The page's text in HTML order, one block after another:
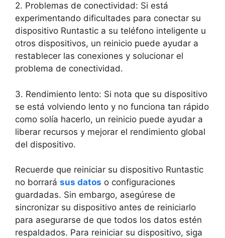
2. Problemas de conectividad: Si está
experimentando dificultades ​para conectar su
⁢dispositivo Runtastic a su teléfono ‌inteligente u
otros dispositivos, un reinicio puede ayudar a
restablecer las conexiones⁣ y solucionar el
problema de ⁢conectividad.
3. Rendimiento lento: Si nota que su dispositivo​
se está volviendo lento y no funciona tan rápido
⁢como solía hacerlo, un reinicio puede ayudar a
liberar​ recursos y mejorar ‍el rendimiento global
del dispositivo.
Recuerde que reiniciar su dispositivo Runtastic
no borrará sus datos o configuraciones⁢
guardadas. ‍Sin embargo, asegúrese de
sincronizar su dispositivo antes de ‌reiniciarlo
para asegurarse de que todos los datos estén
respaldados.⁢ Para reiniciar su dispositivo, siga